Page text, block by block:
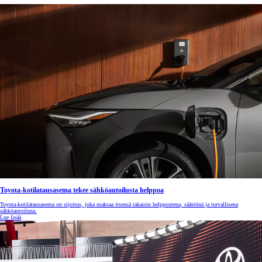
Toyota-kotilatausasema tekee sähköautoilusta helppoa
Toyota-kotilatausasema on sijoitus, joka maksaa itsensä takaisin helppoutena, säästönä ja turvallisena
sähköautoiluna.
Lue lisää